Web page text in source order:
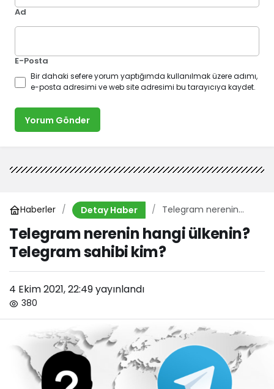
Ad
E-Posta
Bir dahaki sefere yorum yaptığımda kullanılmak üzere adımı,
e-posta adresimi ve web site adresimi bu tarayıcıya kaydet.
Yorum Gönder
Haberler Detay Haber
Telegram nerenin
Telegram sahibi kim?
Telegram nerenin hangi ülkenin?
Telegram sahibi kim?
4 Ekim 2021, 22:49yayınlandı
380